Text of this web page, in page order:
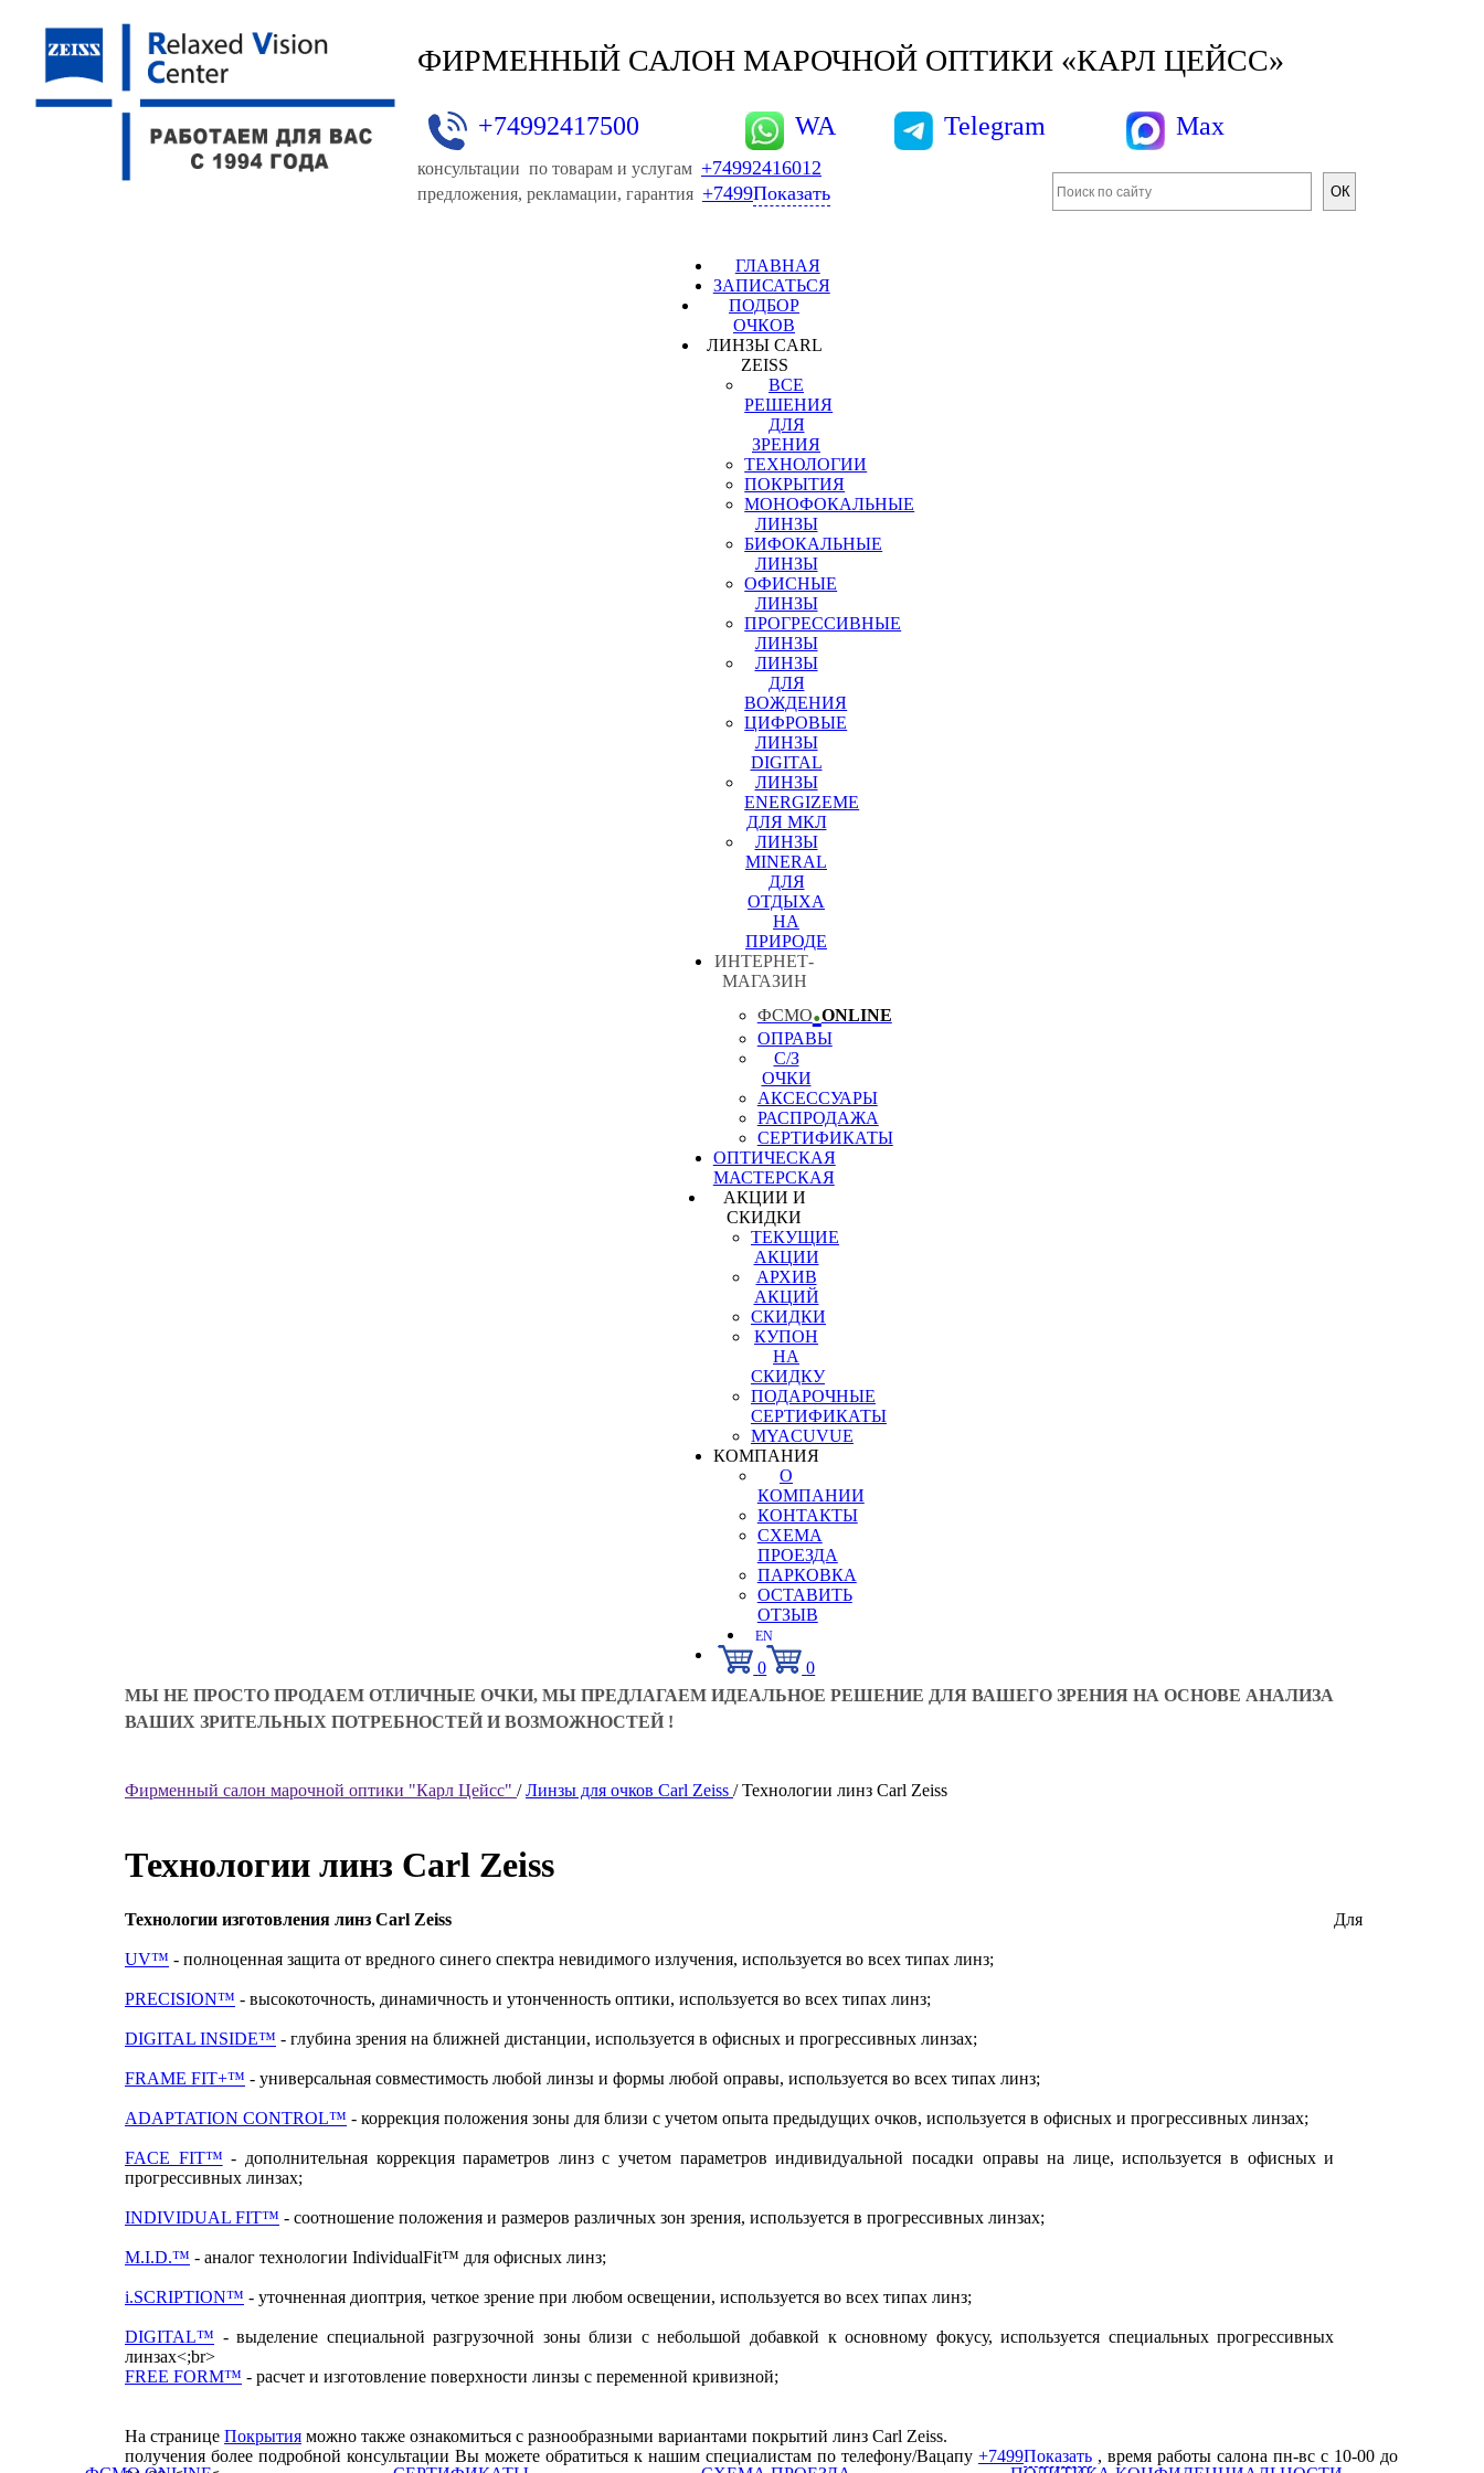
ФИРМЕННЫЙ САЛОН МАРОЧНОЙ ОПТИКИ «КАРЛ ЦЕЙСС»
+74992417500 WA Telegram Max
консультации по товарам и услугам +74992416012
предложения, рекламации, гарантия +7499Показать ОК
ГЛАВНАЯ
ЗАПИСАТЬСЯ
ПОДБОР
ОЧКОВ
ЛИНЗЫ CARL
ZEISS
ВСЕ
РЕШЕНИЯ
ДЛЯ
ЗРЕНИЯ
ТЕХНОЛОГИИ
ПОКРЫТИЯ
МОНОФОКАЛЬНЫЕ
ЛИНЗЫ
БИФОКАЛЬНЫЕ
ЛИНЗЫ
ОФИСНЫЕ
ЛИНЗЫ
ПРОГРЕССИВНЫЕ
ЛИНЗЫ
ЛИНЗЫ
ДЛЯ
ВОЖДЕНИЯ
ЦИФРОВЫЕ
ЛИНЗЫ
DIGITAL
ЛИНЗЫ
ENERGIZEME
ДЛЯ МКЛ
ЛИНЗЫ
MINERAL
ДЛЯ
ОТДЫХА
НА
ПРИРОДЕ
ИНТЕРНЕТ-
МАГАЗИН
ФСМО.ONLINE
ОПРАВЫ
С/З
ОЧКИ
АКСЕССУАРЫ
РАСПРОДАЖА
СЕРТИФИКАТЫ
ОПТИЧЕСКАЯ
МАСТЕРСКАЯ
АКЦИИ И
СКИДКИ
ТЕКУЩИЕ
АКЦИИ
АРХИВ
АКЦИЙ
СКИДКИ
КУПОН
НА
СКИДКУ
ПОДАРОЧНЫЕ
СЕРТИФИКАТЫ
MYACUVUE
КОМПАНИЯ
О
КОМПАНИИ
КОНТАКТЫ
СХЕМА
ПРОЕЗДА
ПАРКОВКА
ОСТАВИТЬ
ОТЗЫВ
EN
0
0
МЫ НЕ ПРОСТО ПРОДАЕМ ОТЛИЧНЫЕ ОЧКИ, МЫ ПРЕДЛАГАЕМ ИДЕАЛЬНОЕ РЕШЕНИЕ ДЛЯ ВАШЕГО ЗРЕНИЯ НА ОСНОВЕ АНАЛИЗА
ВАШИХ ЗРИТЕЛЬНЫХ ПОТРЕБНОСТЕЙ И ВОЗМОЖНОСТЕЙ !
Фирменный салон марочной оптики "Карл Цейсс" /Линзы для очков Carl Zeiss /Технологии линз Carl Zeiss
Технологии линз Carl Zeiss
Технологии изготовления линз Carl Zeiss
UV™ - полноценная защита от вредного синего спектра невидимого излучения, используется во всех типах линз;
PRECISION™ - высокоточность, динамичность и утонченность оптики, используется во всех типах линз;
DIGITAL INSIDE™ - глубина зрения на ближней дистанции, используется в офисных и прогрессивных линзах;
FRAME FIT+™ - универсальная совместимость любой линзы и формы любой оправы, используется во всех типах линз;
ADAPTATION CONTROL™ - коррекция положения зоны для близи с учетом опыта предыдущих очков, используется в офисных и прогрессивных линзах;
FACE FIT™ - дополнительная коррекция параметров линз с учетом параметров индивидуальной посадки оправы на лице, используется в офисных и
прогрессивных линзах;
INDIVIDUAL FIT™ - соотношение положения и размеров различных зон зрения, используется в прогрессивных линзах;
M.I.D.™ - аналог технологии IndividualFit™ для офисных линз;
i.SCRIPTION™ - уточненная диоптрия, четкое зрение при любом освещении, используется во всех типах линз;
DIGITAL™ - выделение специальной разгрузочной зоны близи с небольшой добавкой к основному фокусу, используется специальных прогрессивных
линзах<;br>
FREE FORM™ - расчет и изготовление поверхности линзы с переменной кривизной;
На странице Покрытия можно также ознакомиться с разнообразными вариантами покрытий линз Carl Zeiss.
Для
получения более подробной консультации Вы можете обратиться к нашим специалистам по телефону/Вацапу +7499Показать , время работы салона пн-вс с 10-00 до